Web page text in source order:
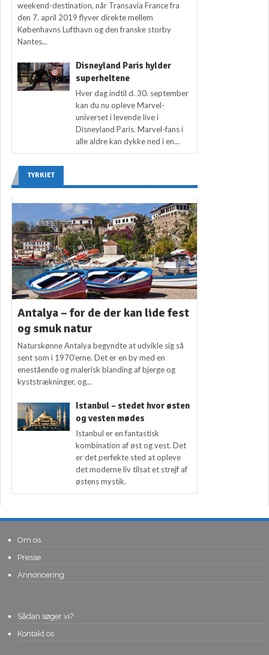
weekend-destination, når Transavia France fra
den 7. april 2019 flyver direkte mellem
Københavns Lufthavn og den franske storby
Nantes...
Disneyland Paris hylder
superheltene
Hver dag indtil d. 30. september
kan du nu opleve Marvel-
universet i levende live i
Disneyland Paris. Marvel-fans i
alle aldre kan dykke ned i en...
TYRKIET
Antalya – for de der kan lide fest
og smuk natur
Naturskønne Antalya begyndte at udvikle sig så
sent som i 1970’erne. Det er en by med en
enestående og malerisk blanding af bjerge og
kyststrækninger, og...
Istanbul – stedet hvor østen
og vesten mødes
Istanbul er en fantastisk
kombination af øst og vest. Det
er det perfekte sted at opleve
det moderne liv tilsat et strejf af
østens mystik.
Om os
Presse
Annoncering
Sådan søger vi?
Kontakt os